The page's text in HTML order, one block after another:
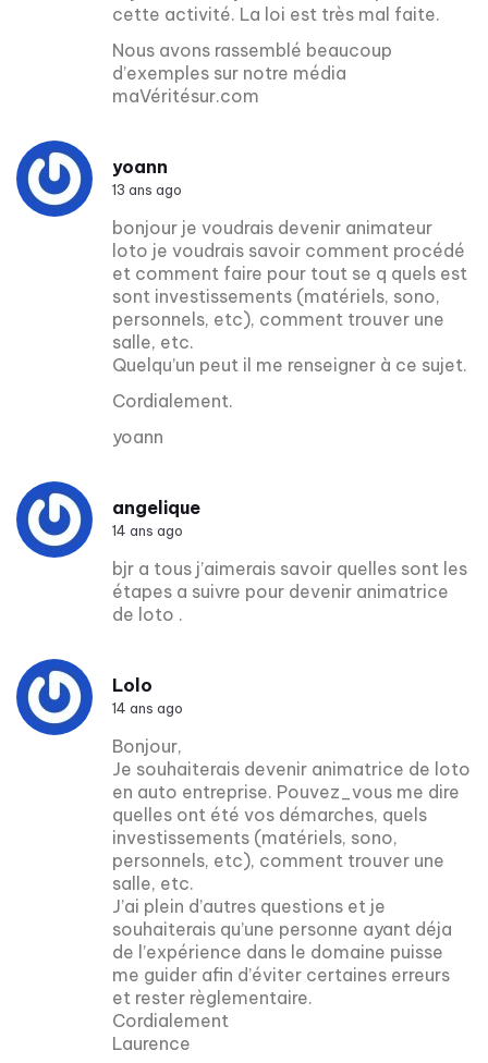
cette activité. La loi est très mal faite.
Nous avons rassemblé beaucoup
d’exemples sur notre média
maVéritésur.com
yoann
13 ans ago
bonjour je voudrais devenir animateur
loto je voudrais savoir comment procédé
et comment faire pour tout se q quels est
sont investissements (matériels, sono,
personnels, etc), comment trouver une
salle, etc.
Quelqu’un peut il me renseigner à ce sujet.
Cordialement.
yoann
angelique
14 ans ago
bjr a tous j’aimerais savoir quelles sont les
étapes a suivre pour devenir animatrice
de loto .
Lolo
14 ans ago
Bonjour,
Je souhaiterais devenir animatrice de loto
en auto entreprise. Pouvez_vous me dire
quelles ont été vos démarches, quels
investissements (matériels, sono,
personnels, etc), comment trouver une
salle, etc.
J’ai plein d’autres questions et je
souhaiterais qu’une personne ayant déja
de l’expérience dans le domaine puisse
me guider afin d’éviter certaines erreurs
et rester règlementaire.
Cordialement
Laurence